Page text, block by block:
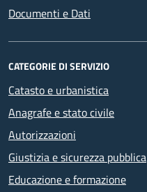
Documenti e Dati
CATEGORIE DI SERVIZIO
Catasto e urbanistica
Anagrafe e stato civile
Autorizzazioni
Giustizia e sicurezza pubblica
Educazione e formazione